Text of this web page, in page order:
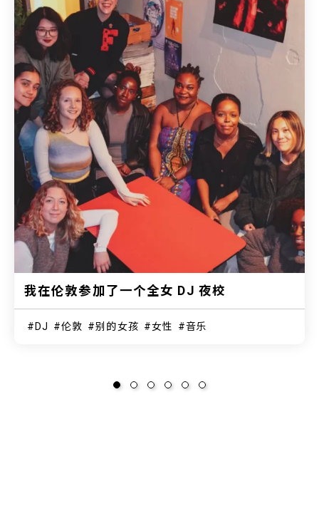
我在伦敦参加了一个全女 DJ 夜校
DJ 伦敦 别的女孩 女性 音乐